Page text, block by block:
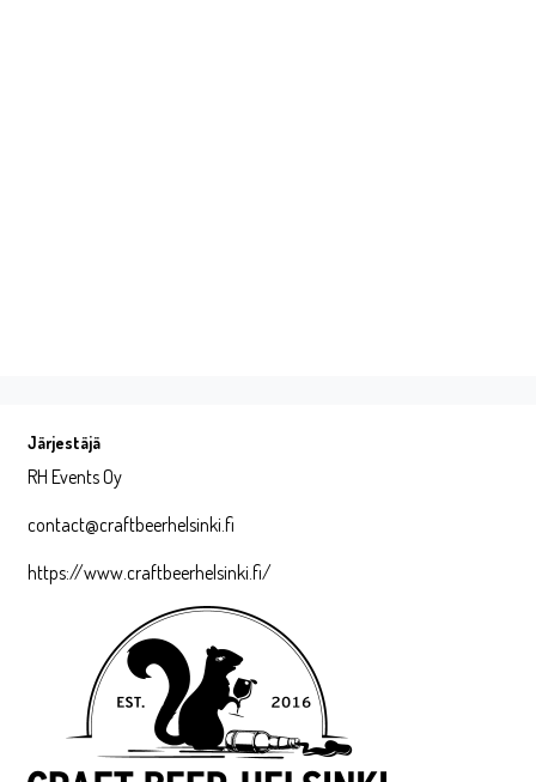
Järjestäjä
RH Events Oy
contact@craftbeerhelsinki.fi
https://www.craftbeerhelsinki.fi/